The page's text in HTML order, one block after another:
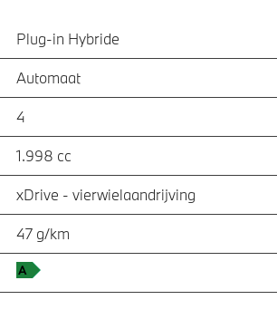
Plug-in Hybride
Automaat
4
1.998 cc
xDrive - vierwielaandrijving
47 g/km